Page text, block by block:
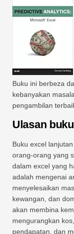
Buku ini berbeza
kebanyakan
pengambilan
Ulasan buku
Buku excel
orang-orang yang
dalam excel yang
adalah mengenai
menyelesaikan
kewangan, dan
akan membina
mengurangkan
pendapatan, dan